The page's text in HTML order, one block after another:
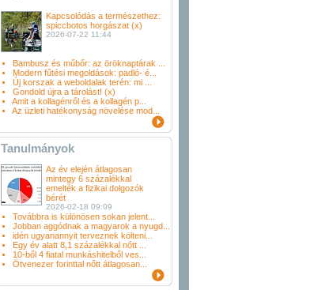
Kapcsolódás a természethez:
spiccbotos horgászat (x)
2026-07-22 11:44
Bambusz és műbőr: az öröknaptárak ...
Modern fűtési megoldások: padló- é...
Új korszak a weboldalak terén: mi ...
Gondold újra a tárolást! (x)
Amit a kollagénről és a kollagén p...
Az üzleti hatékonyság növelése mod...
Tanulmányok
Az év elején átlagosan
mintegy 6 százalékkal
emelték a fizikai dolgozók
bérét
2026-02-18 09:09
Továbbra is különösen sokan jelent...
Jobban aggódnak a magyarok a nyugd...
idén ugyanannyit terveznek költeni...
Egy év alatt 8,1 százalékkal nőtt ...
10-ből 4 fiatal munkáshitelből ves...
Ötvenezer forinttal nőtt átlagosan...